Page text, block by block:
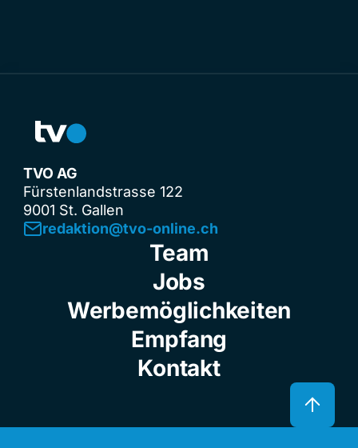
TVO AG
Fürstenlandstrasse 122
9001 St. Gallen
redaktion@tvo-online.ch
Team
Jobs
Werbemöglichkeiten
Empfang
Kontakt